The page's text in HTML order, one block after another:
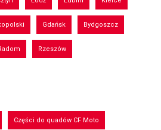
Gdańsk Bydgoszcz
Rzeszów
Części do quadów CF Moto